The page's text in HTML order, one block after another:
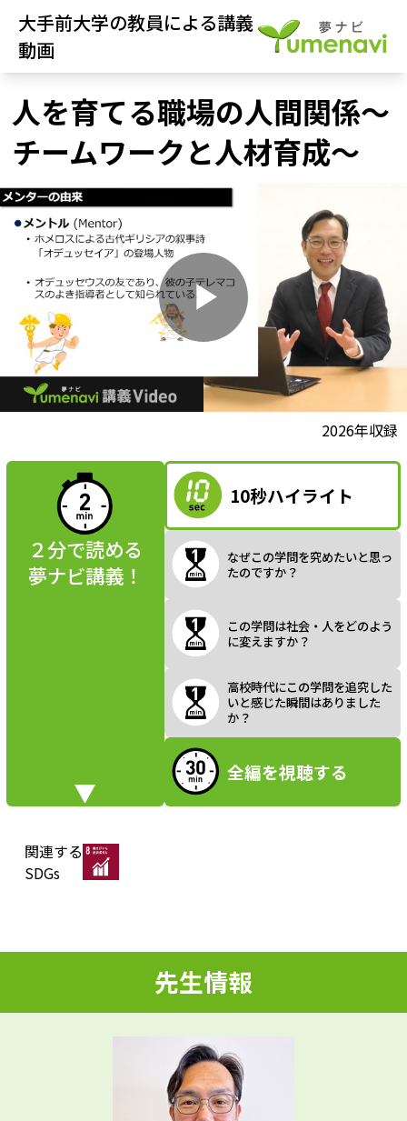
大手前大学の教員による講義
動画
人を育てる職場の人間関係～
チームワークと人材育成～
P
a
y
V
i
e
o
2026年収録
２分で読める
夢ナビ講義！
10秒ハイライト
なぜこの学問を究めたいと思っ
たのですか？
この学問は社会・人をどのよう
に変えますか？
高校時代にこの学問を追究した
いと感じた瞬間はありました
か？
全編を視聴する
関連する
SDGs
先生情報